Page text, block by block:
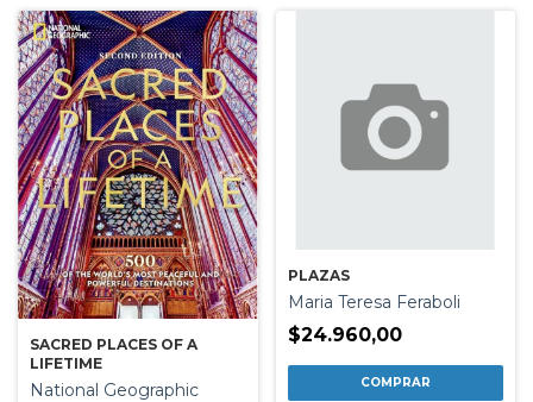
SACRED PLACES OF A
LIFETIME
National Geographic
PLAZAS
Maria Teresa Feraboli
$24.960,00